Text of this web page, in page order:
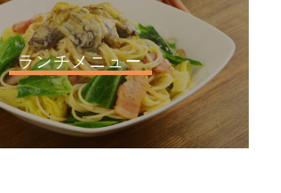
ランチメニュー